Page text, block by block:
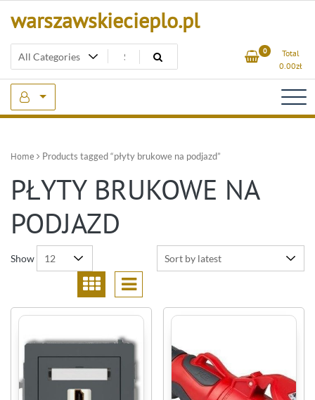
warszawskiecieplo.pl
0
Total
0.00zł
Home Products tagged “płyty brukowe na podjazd”
PŁYTY BRUKOWE NA
PODJAZD
Show